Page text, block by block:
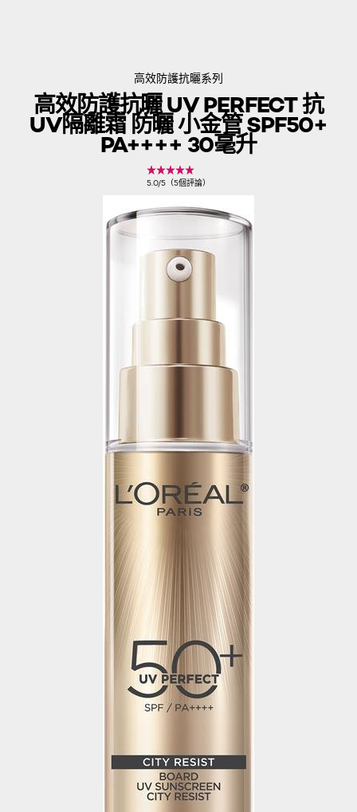
高效防護抗曬系列
高效防護抗曬 UV PERFECT 抗
UV隔離霜 防曬 小金管 SPF50+
PA++++ 30毫升
5.0/5（5個評論）